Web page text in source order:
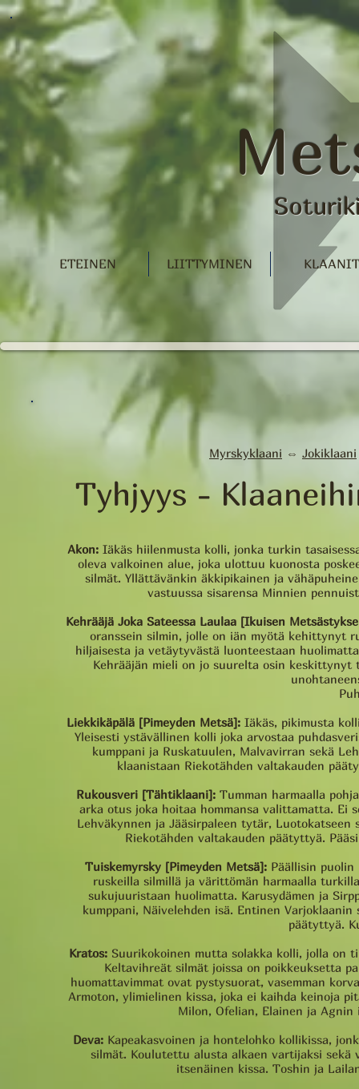
ETEINEN LIITTYMINEN KLAANIT
Myrskyklaani ⇔ Jokiklaani
Tyhjyys -
Akon: Iäkäs hiilenmusta kolli, jonka turkin
oleva valkoinen alue, joka ulottuu kuonosta
silmät. Yllättävänkin äkkipikainen ja
vastuussa sisarensa Minnien
Kehrääjä Joka Sateessa Laulaa [Ikuisen
oranssein silmin, jolle on iän myötä kehittynyt
hiljaisesta ja vetäytyvästä luonteestaan
Kehrääjän mieli on jo suurelta osin keskittynyt
Liekkikäpälä [Pimeyden Metsä]:Iäkäs, pikimusta
Yleisesti ystävällinen kolli joka arvostaa
kumppani ja Ruskatuulen, Malvavirran sekä
klaanistaan Riekotähden valtakauden
Rukousveri [Tähtiklaani]: Tumman harmaalla
arka otus joka hoitaa hommansa valittamatta. Ei
Lehväkynnen ja Jääsirpaleen tytär,
Riekotähden valtakauden päätyttyä.
Tuiskemyrsky [Pimeyden Metsä]:Päällisin puolin
ruskeilla silmillä ja värittömän harmaalla
sukujuuristaan huolimatta. Karusydämen ja
kumppani, Näivelehden isä. Entinen
päätyttyä.
Kratos: Suurikokoinen mutta solakka kolli, jolla on
Keltavihreät silmät joissa on poikkeuksetta
huomattavimmat ovat pystysuorat, vasemman
Armoton, ylimielinen kissa, joka ei kaihda keinoja
Milon, Ofelian, Elainen ja
Deva: Kapeakasvoinen ja hontelohko kollikissa,
silmät. Koulutettu alusta alkaen vartijaksi sekä
itsenäinen kissa. Toshin ja